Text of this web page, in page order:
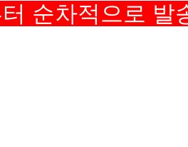
순차적으로 발